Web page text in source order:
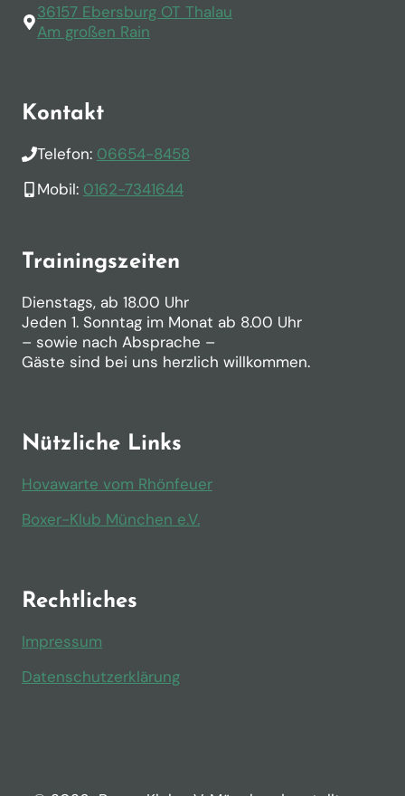
36157 Ebersburg OT Thalau
Am großen Rain
Kontakt
Telefon: 06654-8458
Mobil: 0162-7341644
Trainingszeiten
Dienstags, ab 18.00 Uhr
Jeden 1. Sonntag im Monat ab 8.00 Uhr
– sowie nach Absprache –
Gäste sind bei uns herzlich willkommen.
Nützliche Links
Hovawarte vom Rhönfeuer
Boxer-Klub München e.V.
Rechtliches
Impressum
Datenschutzerklärung